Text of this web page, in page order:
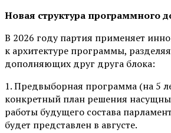
Новая структура программного
В 2026 году партия применяет
к архитектуре программы,
дополняющих друг друга блока:
1. Предвыборная программа (на 5
конкретный план решения
работы будущего состава
будет представлен в августе.